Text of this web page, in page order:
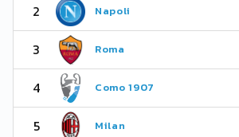
2 Napoli
3 Roma
4 Como 1907
5 Milan